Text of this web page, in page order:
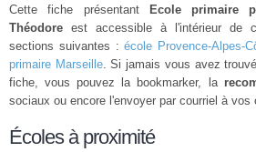
Cette fiche présentant
Ecole primaire
Théodore est accessible à l'intérieur de
sections suivantes :école Provence-Alpes-
primaire Marseille. Si jamais vous avez
fiche, vous pouvez la bookmarker, la
sociaux ou encore l'envoyer par courriel à vos
Écoles à proximité